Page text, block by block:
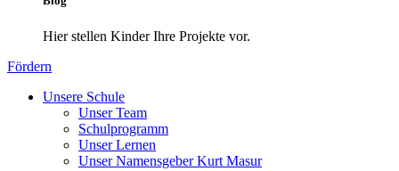
Hier stellen Kinder Ihre Projekte vor.
Fördern
Unsere Schule
Unser Team
Schulprogramm
Unser Lernen
Unser Namensgeber Kurt Masur